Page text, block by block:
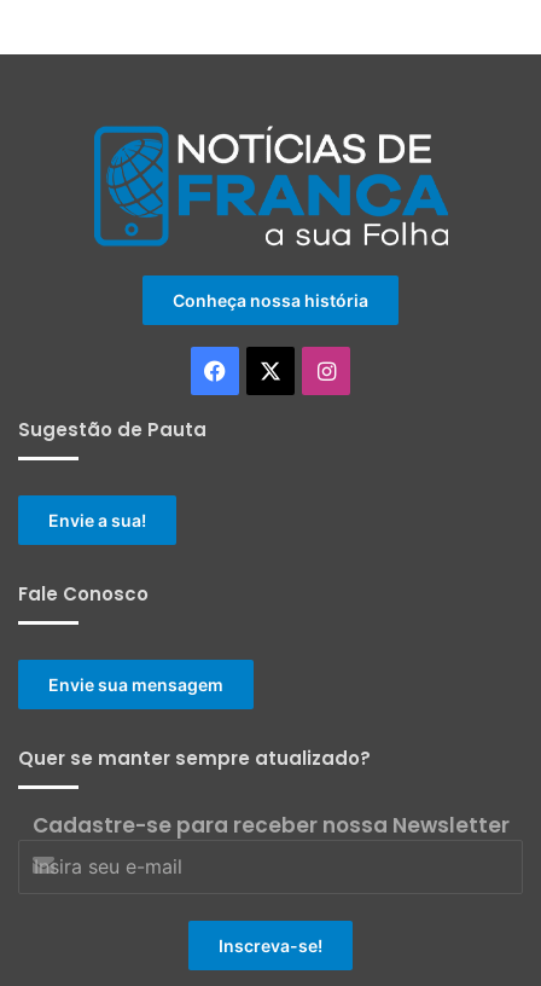
Conheça nossa história
Facebook Instagram
Sugestão de Pauta
Envie a sua!
Fale Conosco
Envie sua mensagem
Quer se manter sempre atualizado?
Cadastre-se para receber nossa Newsletter